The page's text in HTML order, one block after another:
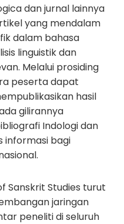
dan jurnal lainnya
yang mendalam
dalam bahasa
linguistik dan
Melalui prosiding
peserta dapat
hasil
gilirannya
Indologi dan
informasi bagi
Sanskrit Studies turut
jaringan
peneliti di seluruh